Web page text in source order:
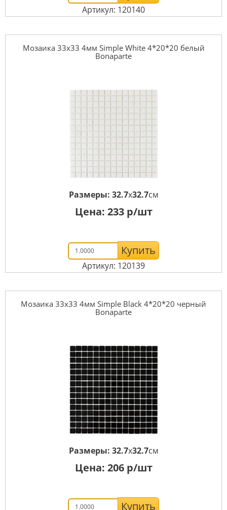
Артикул: 120140
Мозаика 33x33 4мм Simple White 4*20*20 белый
Bonaparte
Размеры: 32.7x32.7см
Цена: 233р/шт
Купить
Артикул: 120139
Мозаика 33x33 4мм Simple Black 4*20*20 черный
Bonaparte
Размеры: 32.7x32.7см
Цена: 206р/шт
Купить